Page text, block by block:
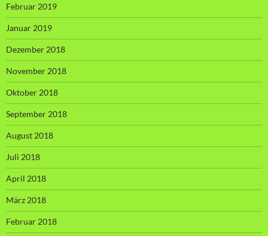
Februar 2019
Januar 2019
Dezember 2018
November 2018
Oktober 2018
September 2018
August 2018
Juli 2018
April 2018
März 2018
Februar 2018